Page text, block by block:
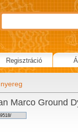
nyereg
Marco Ground
Regisztráció